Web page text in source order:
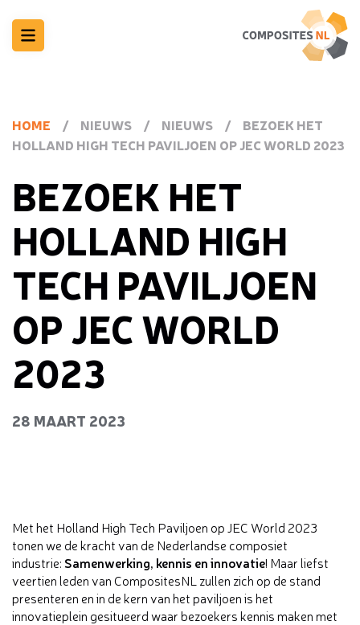
HOME / NIEUWS / NIEUWS /
BEZOEK HET
HOLLAND HIGH TECH PAVILJOEN OP JEC WORLD 2023
BEZOEK HET
HOLLAND HIGH
TECH PAVILJOEN
OP JEC WORLD
2023
28 MAART 2023
Met het Holland High Tech Paviljoen op JEC World 2023
tonen we de kracht van de Nederlandse composiet
industrie: Samenwerking, kennis en innovatie! Maar liefst
veertien leden van CompositesNL zullen zich op de stand
presenteren en in de kern van het paviljoen is het
innovatieplein gesitueerd waar bezoekers kennis maken met